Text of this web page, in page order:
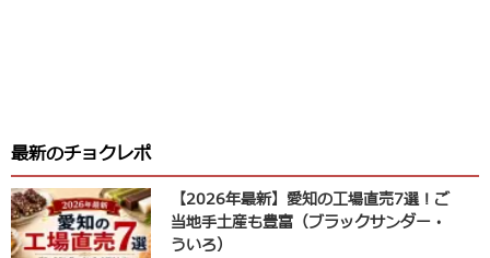
最新のチョクレポ
【2026年最新】愛知の工場直売7選！ご
当地手土産も豊富（ブラックサンダー・
ういろ）